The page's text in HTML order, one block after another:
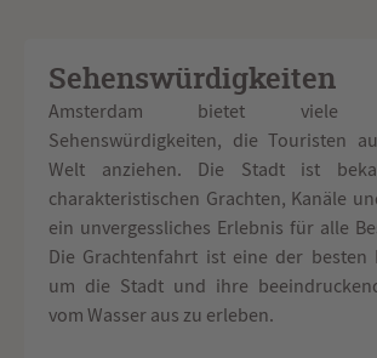
Sehenswürdigkeiten
Amsterdam bietet viele
Sehenswürdigkeiten, die Touristen
Welt anziehen. Die Stadt ist
charakteristischen Grachten, Kanäle
ein unvergessliches Erlebnis für alle
Die Grachtenfahrt ist eine der besten
um die Stadt und ihre
vom Wasser aus zu erleben.